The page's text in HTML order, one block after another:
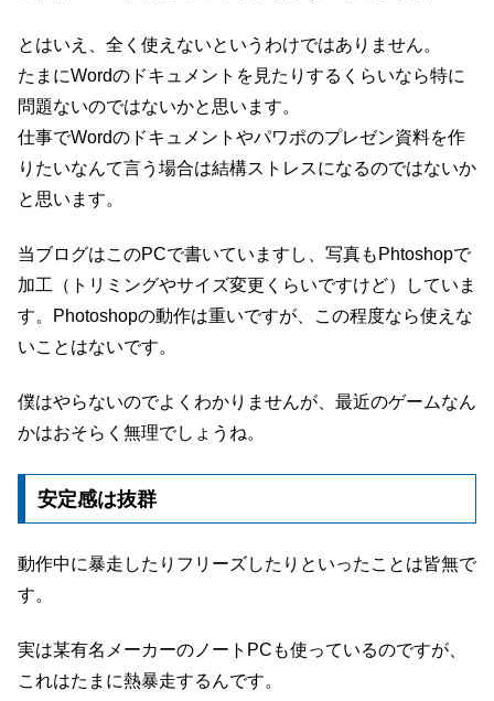
とはいえ、全く使えないというわけではありません。
たまにWordのドキュメントを見たりするくらいなら特に
問題ないのではないかと思います。
仕事でWordのドキュメントやパワポのプレゼン資料を作
りたいなんて言う場合は結構ストレスになるのではないか
と思います。
当ブログはこのPCで書いていますし、写真もPhtoshopで
加工（トリミングやサイズ変更くらいですけど）していま
す。Photoshopの動作は重いですが、この程度なら使えな
いことはないです。
僕はやらないのでよくわかりませんが、最近のゲームなん
かはおそらく無理でしょうね。
安定感は抜群
動作中に暴走したりフリーズしたりといったことは皆無で
す。
実は某有名メーカーのノートPCも使っているのですが、
これはたまに熱暴走するんです。